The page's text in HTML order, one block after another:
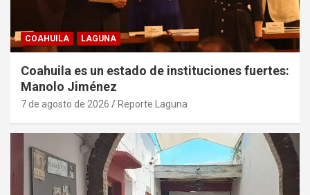
COAHUILA LAGUNA
Coahuila es un estado de instituciones fuertes:
Manolo Jiménez
7 de agosto de 2026 Reporte Laguna